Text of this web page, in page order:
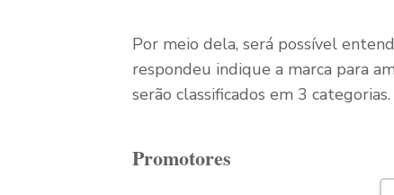
Por meio dela, será possível
respondeu indique a marca para
serão classificados em 3
Promotores